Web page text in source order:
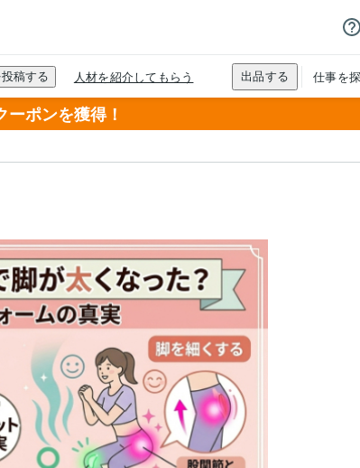
ポンを獲得！